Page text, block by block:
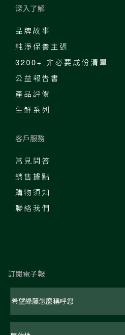
深入了解
品牌故事
純淨保養主張
3200+ 非必要成份清單
公益報告書
產品評價
生鮮系列
客戶服務
常見問答
銷售據點
購物須知
聯絡我們
訂閱電子報